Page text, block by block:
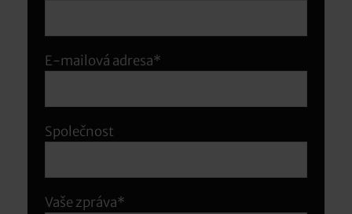
E-mailová adresa*
Společnost
Vaše zpráva*